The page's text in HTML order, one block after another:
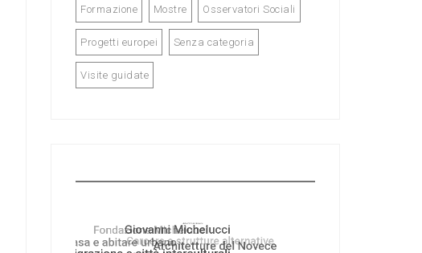
Formazione Mostre Osservatori Sociali
Progetti europei Senza categoria
Visite guidate